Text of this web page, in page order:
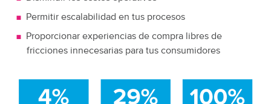
Permitir escalabilidad en tus procesos
Proporcionar experiencias de compra libres de
fricciones innecesarias para tus consumidores